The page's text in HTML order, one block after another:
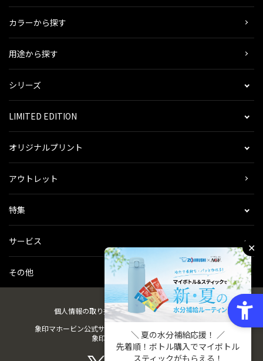
カラーから探す
用途から探す
シリーズ
LIMITED EDITION
オリジナルプリント
アウトレット
特集
サービス
その他
個人情報の取り扱い会社概要ご利用規約会員規約
象印マホービン公式サイト
象印パーツダイレクト
✕
＼ 夏の水分補給応援！ ／
先着順！ボトル購入でマイボトル
スティックがもらえる！